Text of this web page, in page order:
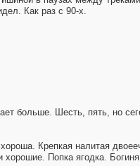
Как раз с 90-х.
больше. Шесть, пять, но
Крепкая налитая
Попка ягодка.